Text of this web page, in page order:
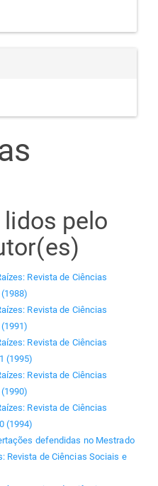
pelo
Revista de Ciências
Revista de Ciências
Revista de Ciências
(1995)
Revista de Ciências
Revista de Ciências
(1994)
defendidas no Mestrado
Revista de Ciências Sociais e